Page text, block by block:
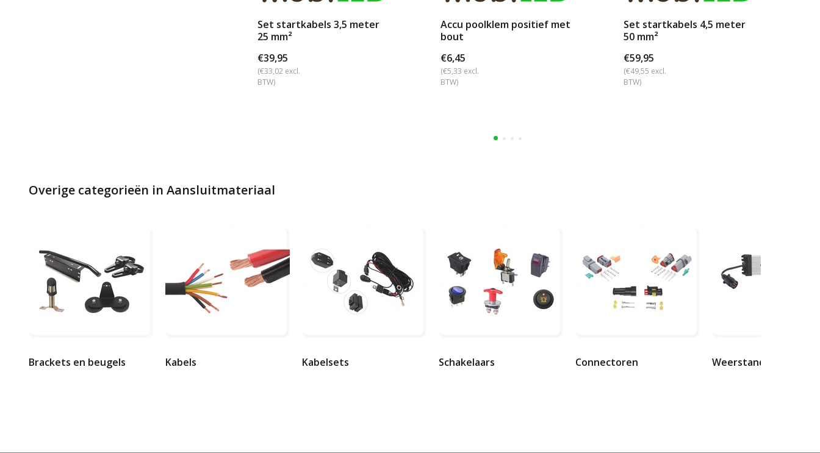
Set startkabels 3,5 meter
25 mm²
€39,95
(€33,02 excl.
BTW)
Accu poolklem positief met
bout
€6,45
(€5,33 excl.
BTW)
Set startkabels 4,5 meter
50 mm²
€59,95
(€49,55 excl.
BTW)
Overige categorieën in Aansluitmateriaal
Brackets en beugels Kabels Kabelsets Schakelaars Connectoren Weerstanden canbus